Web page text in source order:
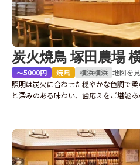
炭火焼鳥 塚田農場
〜5000円 焼鳥 横浜横浜 地図を
照明は炭火に合わせた穏やかな色調で
と深みのある味わい、歯応えをご堪能あ